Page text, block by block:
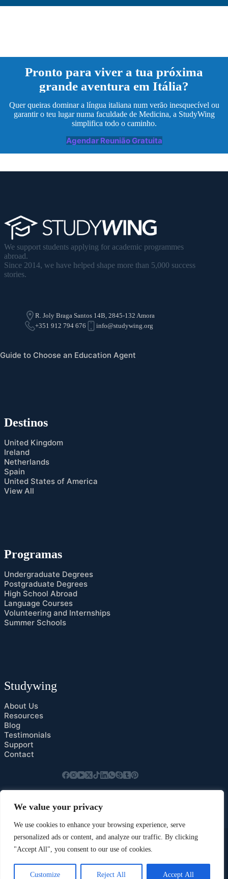
We value your privacy
We use cookies to enhance your browsing experience, serve
personalized ads or content, and analyze our traffic. By clicking
"Accept All", you consent to our use of cookies.
Customize Reject All Accept All
Pronto para viver a tua próxima
grande aventura em Itália?
Quer queiras dominar a língua italiana num verão inesquecível ou
garantir o teu lugar numa faculdade de Medicina, a StudyWing
simplifica todo o caminho.
Agendar Reunião Gratuita
We support students applying for academic programmes
abroad.
Since 2014, we have helped shape more than 5,000 success
stories.
R. Joly Braga Santos 14B, 2845-132 Amora
+351 912 794 676
info@studywing.org
Guide to Choose an Education Agent
Destinos
United Kingdom
Ireland
Netherlands
Spain
United States of America
View All
Programas
Undergraduate Degrees
Postgraduate Degrees
High School Abroad
Language Courses
Volunteering and Internships
Summer Schools
Studywing
About Us
Resources
Blog
Testimonials
Support
Contact
Privacy Policy
Cookies Preference